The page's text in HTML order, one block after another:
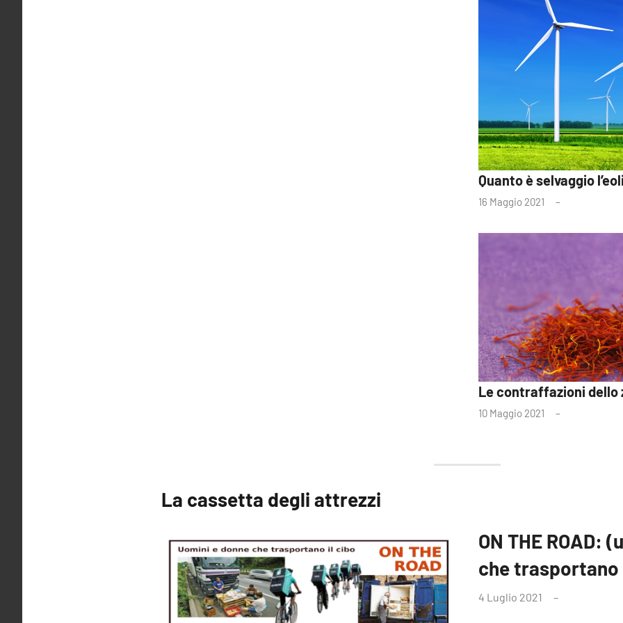
Quanto è selvaggio
16 Maggio 2021
Le contraffazioni dello
10 Maggio 2021
La cassetta degli attrezzi
ON THE ROAD:
che
4 Luglio 2021